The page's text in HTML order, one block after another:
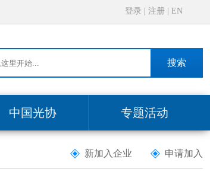
登录 注册 EN
搜索
中国光协 专题活动
新加入企业 申请加入